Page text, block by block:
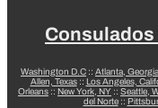
Consulados
Washington D.C :: Atlanta, Georgia
Allen, Texas:: Los Angeles,
Orleans :: New York, NY :: Seattle,
del Norte::